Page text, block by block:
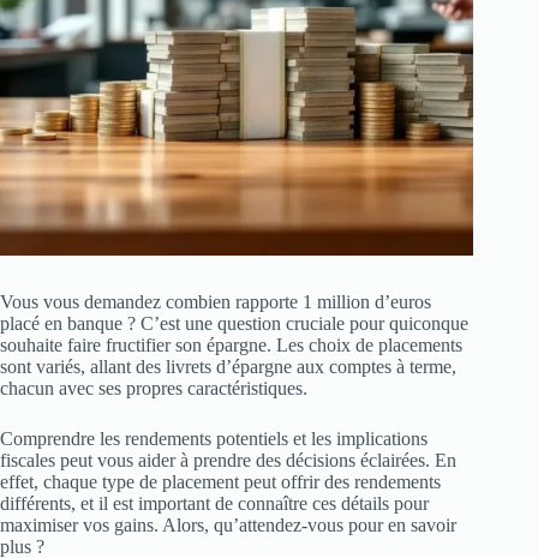
Vous vous demandez combien rapporte 1 million d’euros
placé en banque ? C’est une question cruciale pour quiconque
souhaite faire fructifier son épargne. Les choix de placements
sont variés, allant des livrets d’épargne aux comptes à terme,
chacun avec ses propres caractéristiques.
Comprendre les rendements potentiels et les implications
fiscales peut vous aider à prendre des décisions éclairées. En
effet, chaque type de placement peut offrir des rendements
différents, et il est important de connaître ces détails pour
maximiser vos gains. Alors, qu’attendez-vous pour en savoir
plus ?